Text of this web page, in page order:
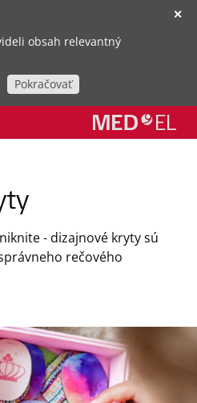
✕
obsah relevantný
Pokračovať
- dizajnové kryty sú
rečového